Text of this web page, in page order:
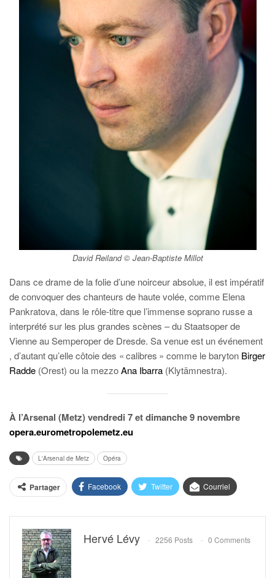
David Reiland © Jean-Baptiste Millot
Dans ce drame de la folie d’une noirceur absolue, il est impératif
de convoquer des chanteurs de haute volée, comme Elena
Pankratova, dans le rôle-titre que l’immense soprano russe a
interprété sur les plus grandes scènes – du Staatsoper de
Vienne au Semperoper de Dresde. Sa venue est un événement
, d’autant qu’elle côtoie des « calibres » comme le baryton Birger
Radde (Orest) ou la mezzoAna Ibarra (Klytämnestra).
À l’Arsenal (Metz) vendredi 7 et dimanche 9 novembre
opera.eurometropolemetz.eu
L'Arsenal de Metz Opéra
Partager Facebook Twitter Courriel
Hervé Lévy 2256 Posts 0 Comments